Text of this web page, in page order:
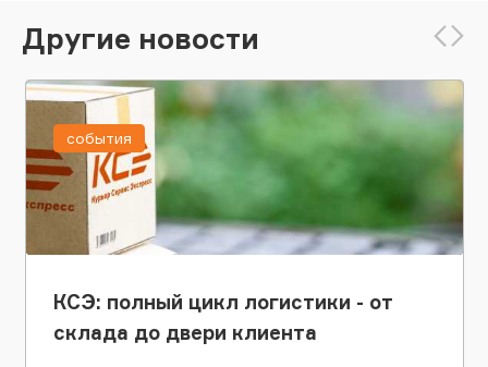
Другие новости
КСЭ: полный цикл логистики - от
склада до двери клиента
события